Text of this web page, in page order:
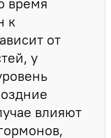
к
от
у
влияют